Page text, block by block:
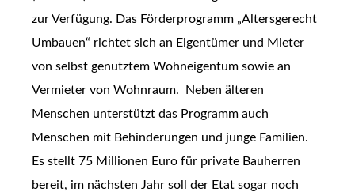
zur Verfügung. Das Förderprogramm „Altersgerecht
Umbauen“ richtet sich an Eigentümer und Mieter
von selbst genutztem Wohneigentum sowie an
Vermieter von Wohnraum. Neben älteren
Menschen unterstützt das Programm auch
Menschen mit Behinderungen und junge Familien.
Es stellt 75 Millionen Euro für private Bauherren
bereit, im nächsten Jahr soll der Etat sogar noch